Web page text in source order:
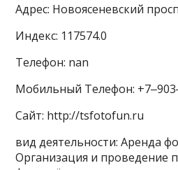
Адрес: Новоясеневский
Индекс: 117574.0
Телефон: nan
Мобильный Телефон:
Сайт: http://tsfotofun.ru
вид деятельности: Аренда
Организация и проведение